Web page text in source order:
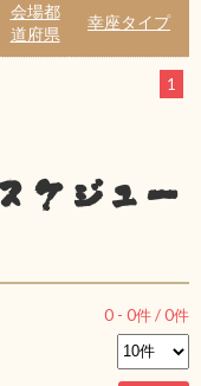
会場都
道府県
幸座タイプ
1
ケジュー
0 - 0件 /0件